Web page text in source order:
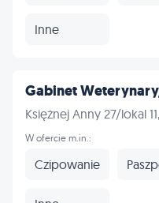
Inne
Gabinet
Księżnej Anny 27/lokal
W ofercie m.in.:
Czipowanie